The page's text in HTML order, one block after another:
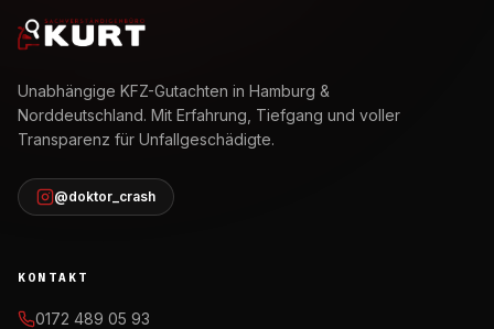
Unabhängige KFZ-Gutachten in Hamburg &
Norddeutschland. Mit Erfahrung, Tiefgang und voller
Transparenz für Unfallgeschädigte.
@doktor_crash
KONTAKT
0172 489 05 93